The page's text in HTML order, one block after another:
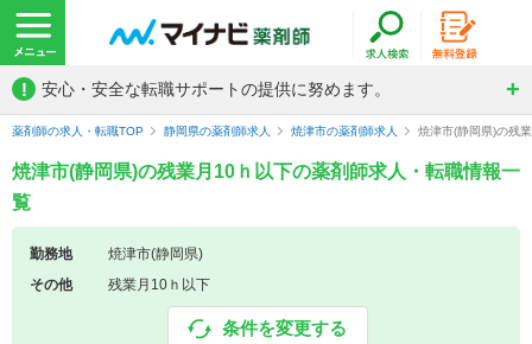
! 安心・安全な転職サポートの提供に努めます。
薬剤師の求人・転職TOP 静岡県の薬剤師求人 焼津市の薬剤師求人 焼津市(静岡県)の残
焼津市(静岡県)の残業月10ｈ以下の薬剤師求人・転職情報一
覧
勤務地
焼津市(静岡県)
その他
残業月10ｈ以下
条件を変更する